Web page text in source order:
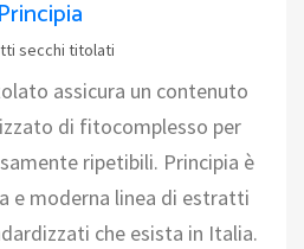
Principia
secchi titolati
assicura un contenuto
di fitocomplesso per
ripetibili. Principia è
e moderna linea di estratti
che esista in Italia.